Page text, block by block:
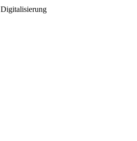
Digitalisierung